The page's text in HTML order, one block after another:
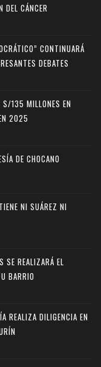
DEL CÁNCER
CONTINUARÁ
DEBATES
135 MILLONES EN
2025
DE CHOCANO
NI SUÁREZ NI
SE REALIZARÁ EL
BARRIO
REALIZA DILIGENCIA EN